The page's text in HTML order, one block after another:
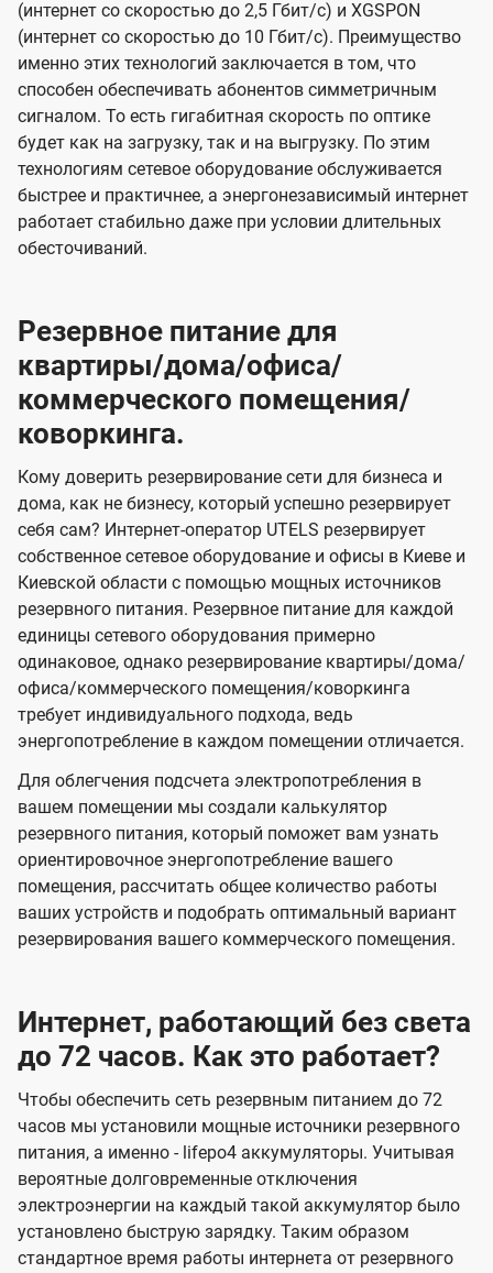
(интернет со скоростью до 2,5 Гбит/с) и XGSPON
(интернет со скоростью до 10 Гбит/с). Преимущество
именно этих технологий заключается в том, что
способен обеспечивать абонентов симметричным
сигналом. То есть гигабитная скорость по оптике
будет как на загрузку, так и на выгрузку. По этим
технологиям сетевое оборудование обслуживается
быстрее и практичнее, а энергонезависимый интернет
работает стабильно даже при условии длительных
обесточиваний.
Резервное питание для
квартиры/дома/офиса/
коммерческого помещения/
коворкинга.
Кому доверить резервирование сети для бизнеса и
дома, как не бизнесу, который успешно резервирует
себя сам? Интернет-оператор UTELS резервирует
собственное сетевое оборудование и офисы в Киеве и
Киевской области с помощью мощных источников
резервного питания. Резервное питание для каждой
единицы сетевого оборудования примерно
одинаковое, однако резервирование квартиры/дома/
офиса/коммерческого помещения/коворкинга
требует индивидуального подхода, ведь
энергопотребление в каждом помещении отличается.
Для облегчения подсчета электропотребления в
вашем помещении мы создали калькулятор
резервного питания, который поможет вам узнать
ориентировочное энергопотребление вашего
помещения, рассчитать общее количество работы
ваших устройств и подобрать оптимальный вариант
резервирования вашего коммерческого помещения.
Интернет, работающий без света
до 72 часов. Как это работает?
Чтобы обеспечить сеть резервным питанием до 72
часов мы установили мощные источники резервного
питания, а именно - lifepo4 аккумуляторы. Учитывая
вероятные долговременные отключения
электроэнергии на каждый такой аккумулятор было
установлено быструю зарядку. Таким образом
стандартное время работы интернета от резервного